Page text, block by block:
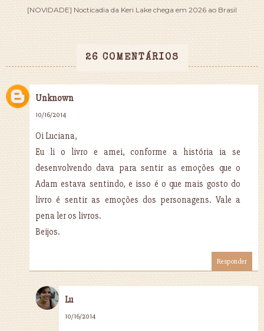
[NOVIDADE] Nocticadia da Keri Lake chega em 2026 ao Brasil
26 COMENTÁRIOS
Unknown
10/16/2014
Oi Luciana,
Eu li o livro e amei, conforme a história ia se
desenvolvendo dava para sentir as emoções que o
Adam estava sentindo, e isso é o que mais gosto do
livro é sentir as emoções dos personagens. Vale a
pena ler os livros.
Beijos.
Responder
Lu
10/16/2014